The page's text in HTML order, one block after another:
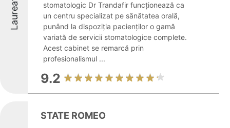
Laureați
stomatologic Dr Trandafir funcționează ca
un centru specializat pe sănătatea orală,
punând la dispoziția pacienților o gamă
variată de servicii stomatologice complete.
Acest cabinet se remarcă prin
profesionalismul ...
9.2
STATE ROMEO